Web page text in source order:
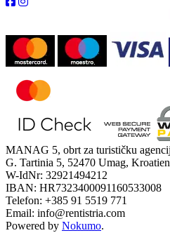
MANAG 5, obrt za turističku
G. Tartinia 5, 52470 Umag, Kroatien
W-IdNr: 32921494212
IBAN: HR7323400091160533008
Telefon: +385 91 5519 771
Email: info@rentistria.com
Powered by Nokumo.